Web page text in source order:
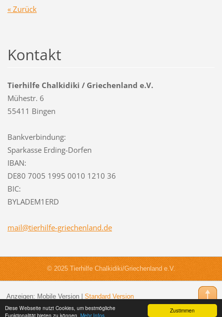
Zustimmen
Diese Webseite nutzt Cookies, um bestmögliche
Funktionalität bieten zu können. Mehr Infos
« Zurück
Kontakt
Tierhilfe Chalkidiki / Griechenland e.V.
Mühestr. 6
55411 Bingen
Bankverbindung:
Sparkasse Erding-Dorfen
IBAN:
DE80 7005 1995 0010 1210 36
BIC:
BYLADEM1ERD
mail@tierhilfe-griechenland.de
© 2025 Tierhilfe Chalkidiki/Griechenland e.V.
Anzeigen: Mobile Version| Standard Version